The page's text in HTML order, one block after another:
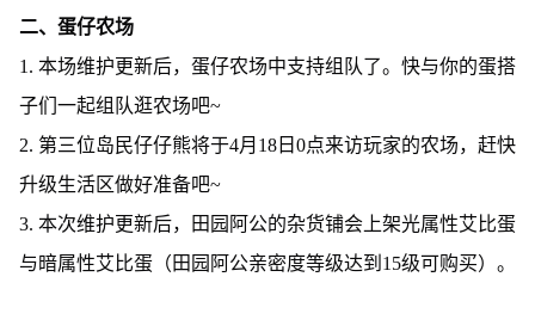
二、蛋仔农场
1. 本场维护更新后，蛋仔农场中支持组队了。快与你的蛋搭
子们一起组队逛农场吧~
2. 第三位岛民仔仔熊将于4月18日0点来访玩家的农场，赶快
升级生活区做好准备吧~
3. 本次维护更新后，田园阿公的杂货铺会上架光属性艾比蛋
与暗属性艾比蛋（田园阿公亲密度等级达到15级可购买）。